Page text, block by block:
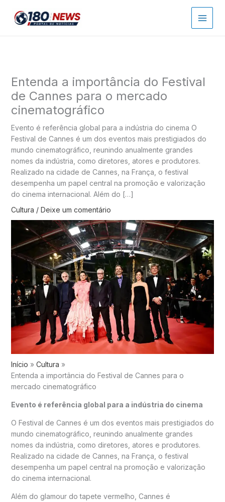
para
Entenda a importância do Festival
de Cannes para o mercado
cinematográfico
Evento é referência global para a indústria do cinema O
Festival de Cannes é um dos eventos mais prestigiados do
mundo cinematográfico, reunindo anualmente grandes
nomes da indústria, como diretores, atores e produtores.
Realizado na cidade de Cannes, na França, o festival
desempenha um papel central na promoção e valorização
do cinema internacional. Além do […]
Cultura / Deixe um comentário
Início
Cultura
Entenda a importância do Festival de Cannes para o
mercado cinematográfico
Evento é referência global para a indústria do cinema
O Festival de Cannes é um dos eventos mais prestigiados do
mundo cinematográfico, reunindo anualmente grandes
nomes da indústria, como diretores, atores e produtores.
Realizado na cidade de Cannes , na França, o festival
desempenha um papel central na promoção e valorização
do cinema internacional.
Além do glamour do tapete vermelho, Cannes é